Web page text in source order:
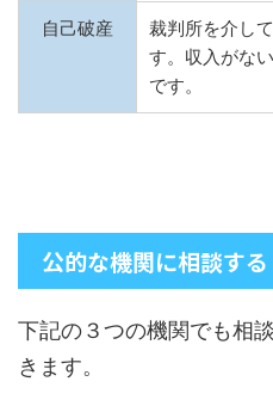
自己破産
裁判所を介し
す。収入がな
です。
公的な機関に相談する
下記の３つの機関でも相
きます。